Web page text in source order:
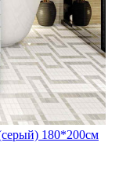
180*200см